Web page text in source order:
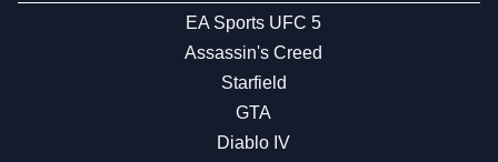
EA Sports UFC 5
Assassin's Creed
Starfield
GTA
Diablo IV